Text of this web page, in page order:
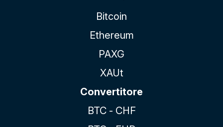
Bitcoin
Ethereum
PAXG
XAUt
Convertitore
BTC - CHF